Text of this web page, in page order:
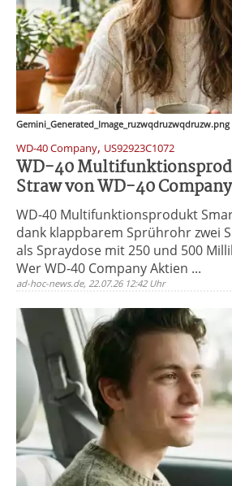
Gemini_Generated_Image_ruzwqdruzwqdruzw.png
WD-40 Company, US92923C1072
WD-40
Straw von WD-40
WD-40 Multifunktionsprodukt
dank klappbarem Sprührohr zwei
als Spraydose mit 250 und 500
Wer WD-40 Company Aktien ...
ad-hoc-news.de, 22.07.26 12:42 Uhr